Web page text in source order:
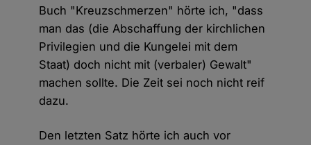
Buch "Kreuzschmerzen" hörte ich, "dass
man das (die Abschaffung der kirchlichen
Privilegien und die Kungelei mit dem
Staat) doch nicht mit (verbaler) Gewalt"
machen sollte. Die Zeit sei noch nicht reif
dazu.
Den letzten Satz hörte ich auch vor